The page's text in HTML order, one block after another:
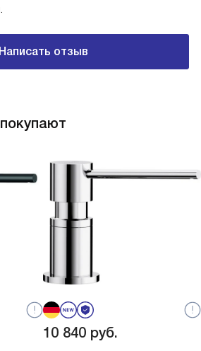
Написать отзыв
10 840 руб.